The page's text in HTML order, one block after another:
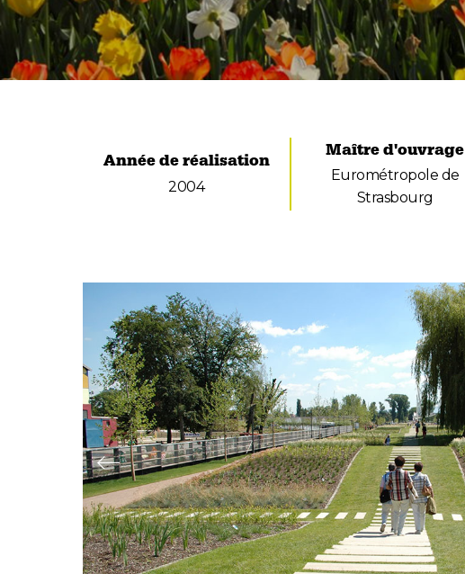
Année de réalisation
2004
Maître d'ouvrage
Eurométropole de
Strasbourg
Slide précédente